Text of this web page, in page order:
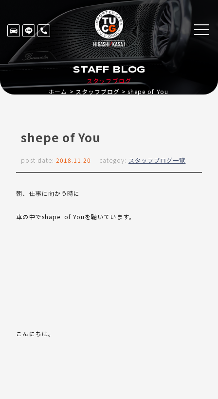
スタッフブログ
STAFF BLOG
ホーム スタッフブログ shepe of You
shepe of You
post date: 2018.11.20 categoy: スタッフブログ一覧
朝、仕事に向かう時に
車の中でshape of Youを聴いています。
こんにちは。